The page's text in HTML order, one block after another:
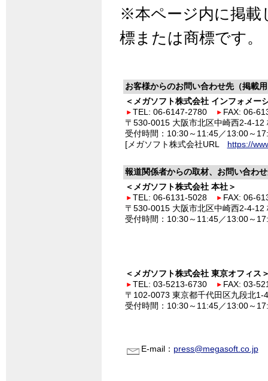
※本ページ内に掲載
標または商標です。
お客様からのお問い合わせ先（掲載
＜メガソフト株式会社 インフォメー
TEL: 06-6147-2780
FAX: 06-
〒530-0015 大阪市北区中崎西2-4-12
受付時間：10:30～11:45／13:00～
[メガソフト株式会社URL
https://
報道関係者からの取材、お問い合わ
＜メガソフト株式会社 本社＞
TEL: 06-6131-5028
FAX: 06-
〒530-0015 大阪市北区中崎西2-4-12
受付時間：10:30～11:45／13:00～
＜メガソフト株式会社 東京オフィス
TEL: 03-5213-6730
FAX: 03-
〒102-0073 東京都千代田区九段北1-
受付時間：10:30～11:45／13:00～
E-mail： press@megasoft.co.jp